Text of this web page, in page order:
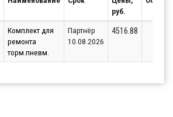
руб.
Комплект для
ремонта
торм.пневм.
Партнёр
10.08.2026
4516.88